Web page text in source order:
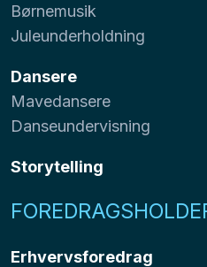
Børnemusik
Juleunderholdning
Dansere
Mavedansere
Danseundervisning
Storytelling
Erhvervsforedrag